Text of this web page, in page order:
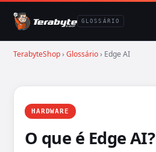
GLOSSÁRIO
TerabyteShop› Glossário› Edge AI
HARDWARE
O que é Edge AI?